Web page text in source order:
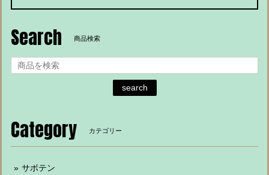
Search 商品検索
search
Category カテゴリー
サボテン